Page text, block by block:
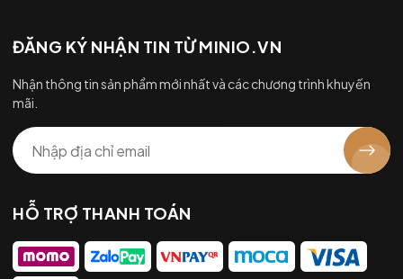
ĐĂNG KÝ NHẬN TIN TỪ MINIO.VN
Nhận thông tin sản phẩm mới nhất và các chương trình khuyến
mãi.
HỖ TRỢ THANH TOÁN